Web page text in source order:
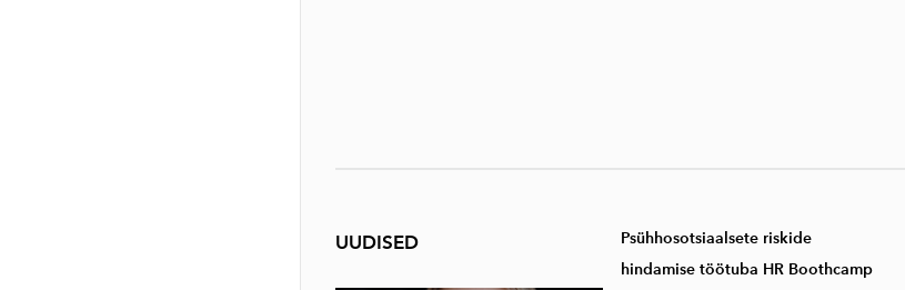
UUDISED
Psühhosotsiaalsete riskide
hindamise töötuba HR Boothcamp